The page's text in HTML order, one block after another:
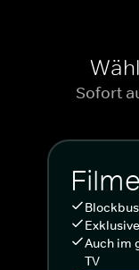
Sofort
Auch im
TV